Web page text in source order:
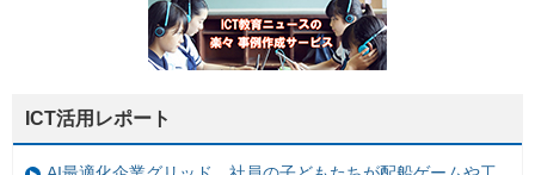
ICT活用レポート